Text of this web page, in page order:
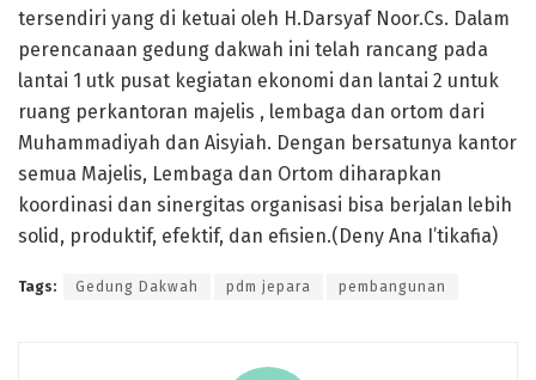
tersendiri yang di ketuai oleh H.Darsyaf Noor.Cs. Dalam
perencanaan gedung dakwah ini telah rancang pada
lantai 1 utk pusat kegiatan ekonomi dan lantai 2 untuk
ruang perkantoran majelis , lembaga dan ortom dari
Muhammadiyah dan Aisyiah. Dengan bersatunya kantor
semua Majelis, Lembaga dan Ortom diharapkan
koordinasi dan sinergitas organisasi bisa berjalan lebih
solid, produktif, efektif, dan efisien.(Deny Ana I’tikafia)
Tags: Gedung Dakwah pdm jepara pembangunan